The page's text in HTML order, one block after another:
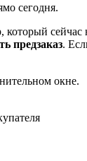
сегодня.
предзаказ.
окне.